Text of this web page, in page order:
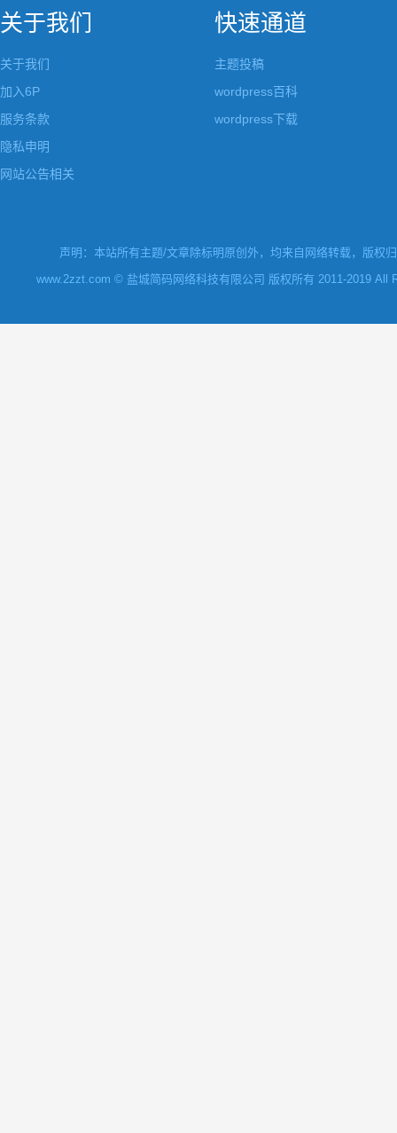
关于我们
关于我们
加入6P
服务条款
隐私申明
网站公告相关
快速通道
主题投稿
wordpress百科
wordpress下载
声明：本站所有主题/文章除标明原创外，均来自网络转载，版权
www.2zzt.com © 盐城简码网络科技有限公司 版权所有 2011-2019